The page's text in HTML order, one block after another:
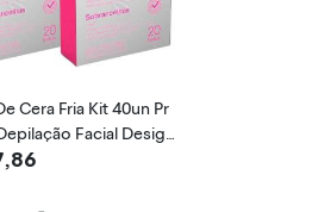
Cera Fria Kit 40un Pr
Facial Design
Rosa Modelage